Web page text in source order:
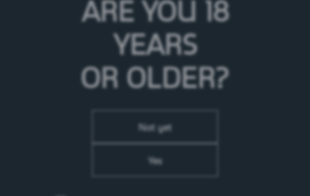
Hansruedi Blatter, Charretier
ARE YOU 18
YEARS
OR OLDER?
Not yet
Yes